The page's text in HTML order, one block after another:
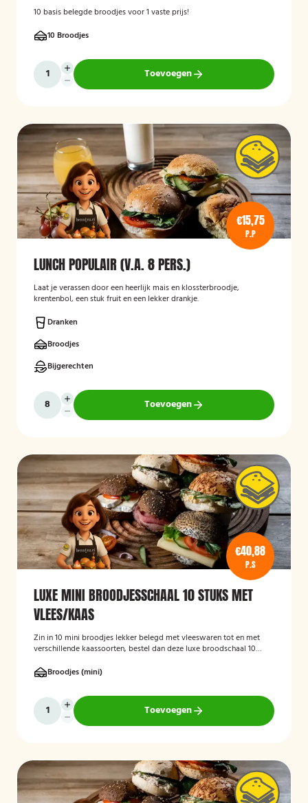
10 basis belegde broodjes voor 1 vaste prijs!
10 Broodjes
Toevoegen
€15,75
P.P
LUNCH POPULAIR (V.A. 8 PERS.)
Laat je verassen door een heerlijk mais en klossterbroodje,
krentenbol, een stuk fruit en een lekker drankje.
Dranken
Broodjes
Bijgerechten
Toevoegen
€40,88
P.S
LUXE MINI BROODJESSCHAAL 10 STUKS MET
VLEES/KAAS
Zin in 10 mini broodjes lekker belegd met vleeswaren tot en met
verschillende kaassoorten, bestel dan deze luxe broodschaal 10
Broodjes (mini)
Toevoegen